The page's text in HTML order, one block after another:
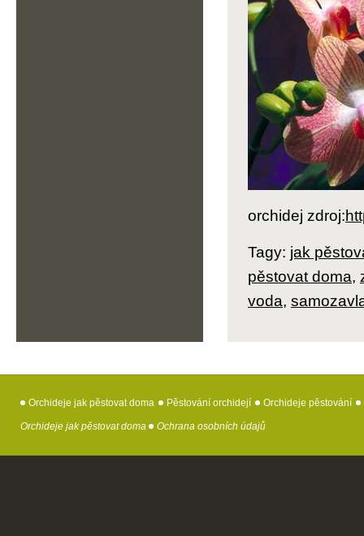
orchidej zdroj:
Tagy: jak
pěstovat doma,
voda,
Orchideje jak pěstovat doma Pěstování orchidejí Orchideje pěstování
Orchideje jak pěstovat doma Ochrana osobních údajů